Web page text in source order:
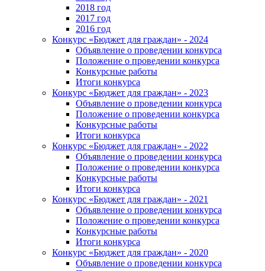
2018 год
2017 год
2016 год
Конкурс «Бюджет для граждан» - 2024
Объявление о проведении конкурса
Положение о проведении конкурса
Конкурсные работы
Итоги конкурса
Конкурс «Бюджет для граждан» - 2023
Объявление о проведении конкурса
Положение о проведении конкурса
Конкурсные работы
Итоги конкурса
Конкурс «Бюджет для граждан» - 2022
Объявление о проведении конкурса
Положение о проведении конкурса
Конкурсные работы
Итоги конкурса
Конкурс «Бюджет для граждан» - 2021
Объявление о проведении конкурса
Положение о проведении конкурса
Конкурсные работы
Итоги конкурса
Конкурс «Бюджет для граждан» - 2020
Объявление о проведении конкурса